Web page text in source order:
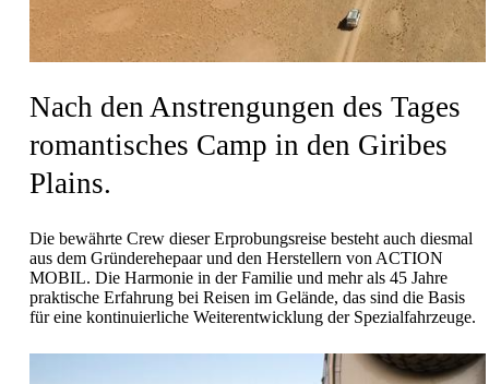
Nach den Anstrengungen des Tages
romantisches Camp in den Giribes
Plains.
Die bewährte Crew dieser Erprobungsreise besteht auch diesmal
aus dem Gründerehepaar und den Herstellern von ACTION
MOBIL. Die Harmonie in der Familie und mehr als 45 Jahre
praktische Erfahrung bei Reisen im Gelände, das sind die Basis
für eine kontinuierliche Weiterentwicklung der Spezialfahrzeuge.